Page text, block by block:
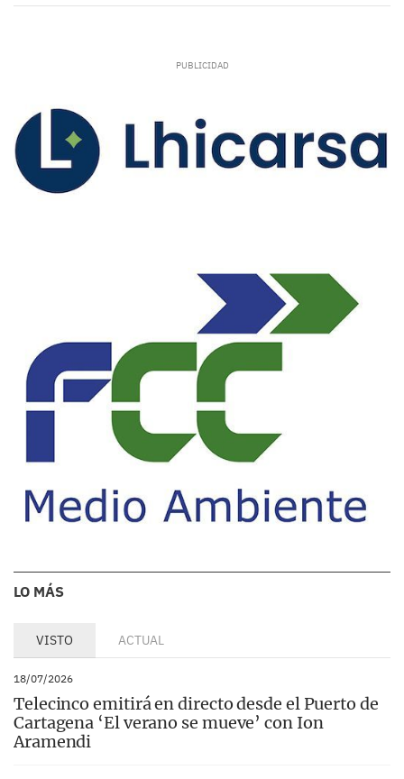
LO MÁS
VISTO ACTUAL
18/07/2026
Telecinco emitirá en directo desde el Puerto de
Cartagena ‘El verano se mueve’ con Ion
Aramendi